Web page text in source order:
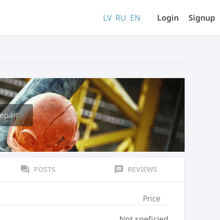
LV RU EN Login Signup
forum POSTS message REVIEWS
Price